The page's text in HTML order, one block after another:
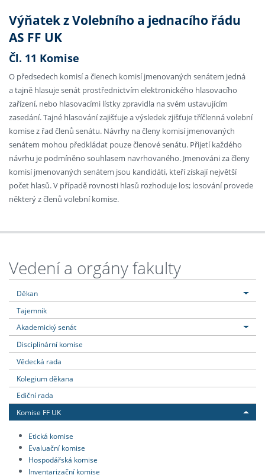
Výňatek z Volebního a jednacího řádu
AS FF UK
Čl. 11 Komise
O předsedech komisí a členech komisí jmenovaných senátem jedná
a tajně hlasuje senát prostřednictvím elektronického hlasovacího
zařízení, nebo hlasovacími lístky zpravidla na svém ustavujícím
zasedání. Tajné hlasování zajišťuje a výsledek zjišťuje tříčlenná volební
komise z řad členů senátu. Návrhy na členy komisí jmenovaných
senátem mohou předkládat pouze členové senátu. Přijetí každého
návrhu je podmíněno souhlasem navrhovaného. Jmenováni za členy
komisí jmenovaných senátem jsou kandidáti, kteří získají největší
počet hlasů. V případě rovnosti hlasů rozhoduje los; losování provede
některý z členů volební komise.
Vedení a orgány fakulty
Děkan
Tajemník
Akademický senát
Disciplinární komise
Vědecká rada
Kolegium děkana
Ediční rada
Komise FF UK
Etická komise
Evaluační komise
Hospodářská komise
Inventarizační komise